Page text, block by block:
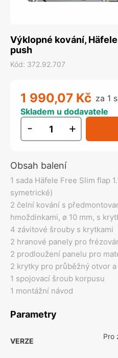
Výklopné kování,
push
Kód: 372.92.707
1 990,07 Kč za 1
Skladem u dodavatele
- +
Obsah balení
1 sada Häfele Free Slim flap
symetrické)
2 čelní kování s
hmoždinkami, ø 10 mm, s
4 závitové šrouby s krytkami
2 hranové panely pro
2 prodloužení panelu pro
2 krytky pro průběžný otvor
1 spojovací šroub korpusu
1 montážní návod
Parametry
VERZE
Pro